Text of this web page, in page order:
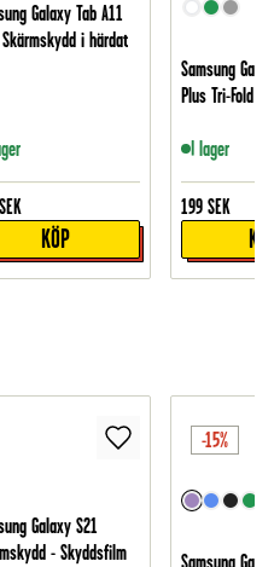
Galaxy Tab A11
Skärmskydd i härdat
SEK
KÖP
Samsung
Plus Tri-Fold
I lager
199 SEK
Galaxy S21
- Skyddsfilm
-15%